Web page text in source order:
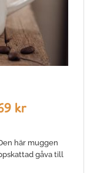
kr
här muggen
gåva till